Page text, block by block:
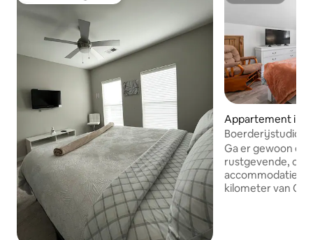
Appartement in
Boerderijstudio-
Ga er gewoon
rustgevende,
accommodatie.
kilometer van